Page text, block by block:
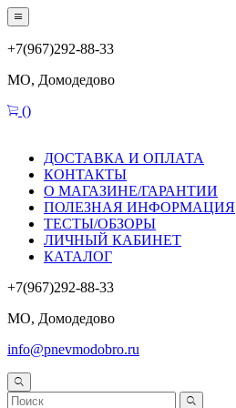
+7(967)292-88-33
МО, Домодедово
()
ДОСТАВКА И ОПЛАТА
КОНТАКТЫ
О МАГАЗИНЕ/ГАРАНТИИ
ПОЛЕЗНАЯ ИНФОРМАЦИЯ
ТЕСТЫ/ОБЗОРЫ
ЛИЧНЫЙ КАБИНЕТ
КАТАЛОГ
+7(967)292-88-33
МО, Домодедово
info@pnevmodobro.ru